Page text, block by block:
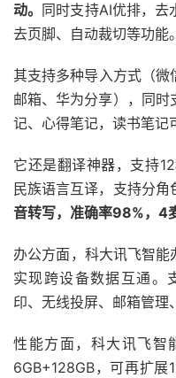
动。 同时支持AI优排，去
去页脚、自动裁切等功能。
其支持多种导入方式（微
邮箱、华为分享），同
记、心得笔记，读书笔记
它还是翻译神器，支持
民族语言互译，支持分角
音转写，准确率98%，4
办公方面，科大讯飞智能
实现跨设备数据互通。
印、无线投屏、邮箱管理
性能方面，科大讯飞智
6GB+128GB，可再扩展